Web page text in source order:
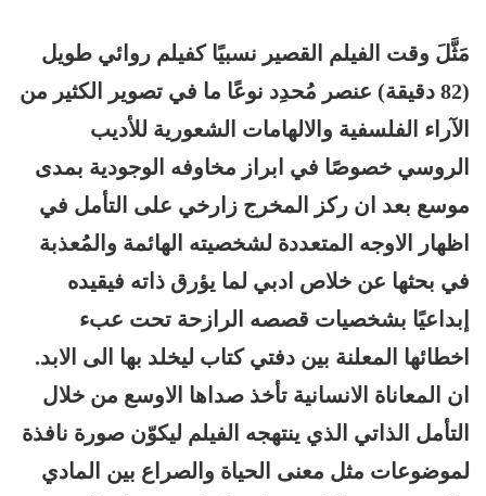
مَثَّلَ وقت الفيلم القصير نسبيًا كفيلم روائي طويل
(82 دقيقة) عنصر مُحدِد نوعًا ما في تصوير الكثير من
الآراء الفلسفية والالهامات الشعورية للأديب
الروسي خصوصًا في ابراز مخاوفه الوجودية بمدى
موسع بعد ان ركز المخرج زارخي على التأمل في
اظهار الاوجه المتعددة لشخصيته الهائمة والمُعذبة
في بحثها عن خلاص ادبي لما يؤرق ذاته فيقيده
إبداعيًا بشخصيات قصصه الرازحة تحت عبء
اخطائها المعلنة بين دفتي كتاب ليخلد بها الى الابد.
ان المعاناة الانسانية تأخذ صداها الاوسع من خلال
التأمل الذاتي الذي ينتهجه الفيلم ليكوّن صورة نافذة
لموضوعات مثل معنى الحياة والصراع بين المادي